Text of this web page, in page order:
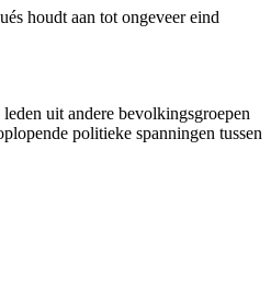
houdt aan tot ongeveer eind
uit andere bevolkingsgroepen
politieke spanningen tussen